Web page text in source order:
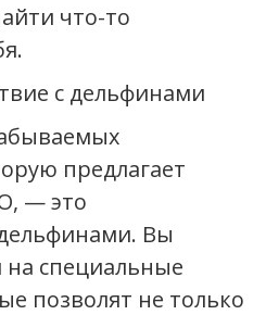
что-то
с дельфинами
предлагает
— это
Вы
на специальные
позволят не только